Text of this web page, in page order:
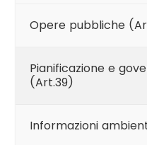
Opere pubbliche
Pianificazione e
(Art.39)
Informazioni